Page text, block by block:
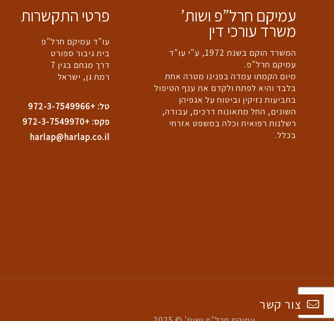
עמיקם חרל”פ ושות’
משרד עורכי דין
המשרד הוקם בשנת 1972, ע"י עו"ד
עמיקם חרל"פ.
מיום הקמתו עמדה בפנינו מטרה אחת
בלבד והיא לפתח ולקדם את ענף הטיפול
בתביעות נזיקין וביטוח על אגפיהן
השונים, החל מתאונות דרכים, עבודה,
רשלנות רפואית וכלה במשפט אזרחי
בכלל.
פרטי התקשרות
עו"ד עמיקם חרל"פ
בית גיבור ספורט
דרך מנחם בגין 7
רמת גן, ישראל
טל: +972-3-7549966
פקס: +972-3-7549970
harlap@harlap.co.il
צור קשר